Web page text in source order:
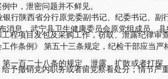
，泄密问题并不鲜见。
陕西省分行原党委副书记、纪委书记、副
，武宁县卫生健康委员会原党组成员、县
程项目发包及采购工作，窃取、泄露纪律
条例》 第五十三条规定，纪检干部应当严
百二十八条的规定，泄露、扩散或者打探
予撤销党内职务或者留党察看处分；情节严